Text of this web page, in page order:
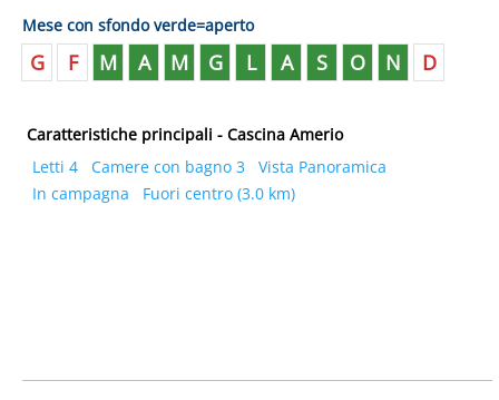
Mese con sfondo verde=aperto
G F M A M G L A S O N D
Caratteristiche principali - Cascina Amerio
Letti 4
Camere con bagno 3
Vista Panoramica
In campagna
Fuori centro (3.0 km)